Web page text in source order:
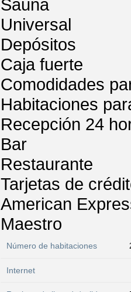
Sauna
Universal
Depósitos
Caja fuerte
Comodidades
Habitaciones
Recepción 24
Bar
Restaurante
Tarjetas de
American
Maestro
Número de habitaciones
Internet